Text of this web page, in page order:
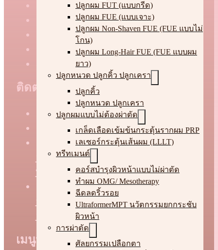
ปลูกผม FUT (แบบกรีด)
ปลูกผม FUE (แบบเจาะ)
ปลูกผม Non-Shaven FUE (FUE แบบไม่
โกน)
ปลูกผม Long-Hair FUE (FUE แบบผม
ยาว)
ปลูกหนวด ปลูกคิ้ว ปลูกเครา
ปลูกคิ้ว
ปลูกหนวด ปลูกเครา
ปลูกผมแบบไม่ต้องผ่าตัด
เกล็ดเลือดเข้มข้นกระตุ้นรากผม PRP
เลเซอร์กระตุ้นเส้นผม (LLLT)
ทรีทเมนต์
คอร์สบำรุงผิวหน้าแบบไม่ผ่าตัด
ทําผม OMG/ Mesotherapy
ฉีดลดริ้วรอย
UltraformerMPT นวัตกรรมยกกระชับ
ผิวหน้า
การผ่าตัด
ศัลยกรรมเปลือกตา
ติดต่อเรา
(+66)82-219-9695
consult@bhiclinic.com
ชั้น 2 อาคาร SD Buildling ซอย
ลาดพร้าว 111 แขวงคลองจั่น เขต
บางกะปิ กรุงเทพมหานคร 10240
223 หมู่ 9 (อาคารบ้านหลังสวน)
ถ.พุทธมณฑลสาย 4 ต.กระทุ่มล้ม
อ.สามพราน จ.นครปฐม 73220
เมนูหลัก